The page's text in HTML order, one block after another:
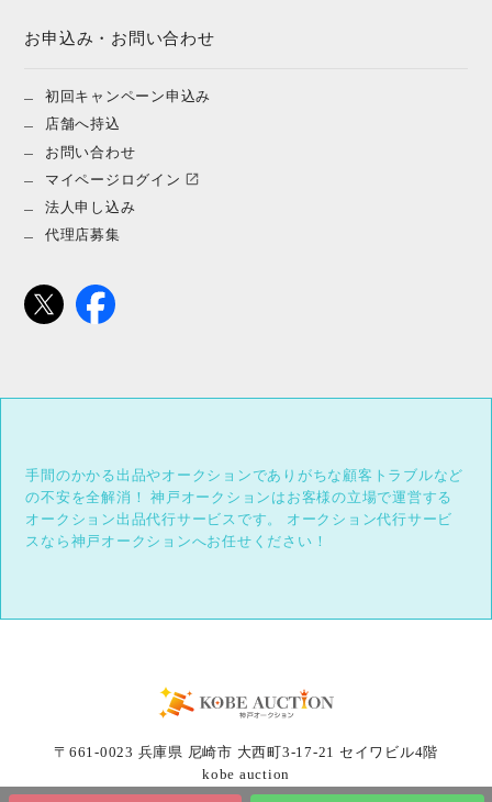
お申込み・お問い合わせ
初回キャンペーン申込み
店舗へ持込
お問い合わせ
マイページログイン
法人申し込み
代理店募集
手間のかかる出品やオークションでありがちな顧客トラブルなど
の不安を全解消！
神戸オークションはお客様の立場で運営する
オークション出品代行サービスです。
オークション代行サービ
スなら神戸オークションへお任せください！
〒661-0023 兵庫県 尼崎市 大西町3-17-21 セイワビル4階
kobe auction